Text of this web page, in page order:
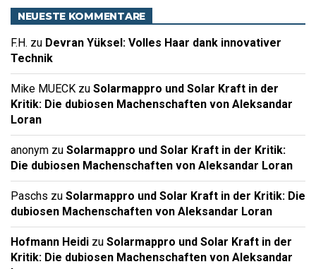
NEUESTE KOMMENTARE
F.H. zu Devran Yüksel: Volles Haar dank innovativer
Technik
Mike MUECK zu Solarmappro und Solar Kraft in der
Kritik: Die dubiosen Machenschaften von Aleksandar
Loran
anonym zu Solarmappro und Solar Kraft in der Kritik:
Die dubiosen Machenschaften von Aleksandar Loran
Paschs zu Solarmappro und Solar Kraft in der Kritik: Die
dubiosen Machenschaften von Aleksandar Loran
Hofmann Heidi zu Solarmappro und Solar Kraft in der
Kritik: Die dubiosen Machenschaften von Aleksandar